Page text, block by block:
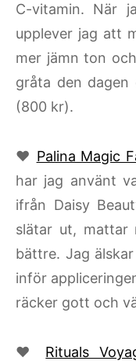
C-vitamin. När
upplever jag att
mer jämn ton
gråta den
(800 kr).
♥ Palina Magic
har jag använt
ifrån Daisy
slätar ut,
bättre. Jag
inför
räcker gott och
♥ Rituals